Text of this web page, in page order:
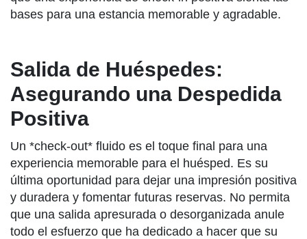
bases para una estancia memorable y agradable.
Salida de Huéspedes:
Asegurando una Despedida
Positiva
Un *check-out* fluido es el toque final para una
experiencia memorable para el huésped. Es su
última oportunidad para dejar una impresión positiva
y duradera y fomentar futuras reservas. No permita
que una salida apresurada o desorganizada anule
todo el esfuerzo que ha dedicado a hacer que su